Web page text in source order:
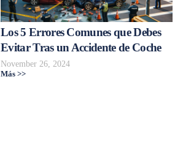
Los 5 Errores Comunes que Debes
Evitar Tras un Accidente de Coche
November 26, 2024
Más >>